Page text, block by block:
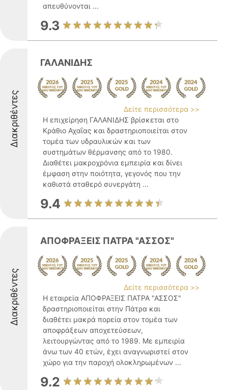
απευθύνονται ...
9.3
Διακριθέντες
ΓΑΛΑΝΙΔΗΣ
Δείτε περισσότερα >>
Η επιχείρηση ΓΑΛΑΝΙΔΗΣ βρίσκεται στο
Κράθιο Αχαΐας και δραστηριοποιείται στον
τομέα των υδραυλικών και των
συστημάτων θέρμανσης από το 1980.
Διαθέτει μακροχρόνια εμπειρία και δίνει
έμφαση στην ποιότητα, γεγονός που την
καθιστά σταθερό συνεργάτη ...
9.4
Διακριθέντες
ΑΠΟΦΡΑΞΕΙΣ ΠΑΤΡΑ "ΑΣΣΟΣ"
Δείτε περισσότερα >>
Η εταιρεία ΑΠΟΦΡΑΞΕΙΣ ΠΑΤΡΑ "ΑΣΣΟΣ"
δραστηριοποιείται στην Πάτρα και
διαθέτει μακρά πορεία στον τομέα των
αποφράξεων αποχετεύσεων,
λειτουργώντας από το 1989. Με εμπειρία
άνω των 40 ετών, έχει αναγνωριστεί στον
χώρο για την παροχή ολοκληρωμένων ...
9.2